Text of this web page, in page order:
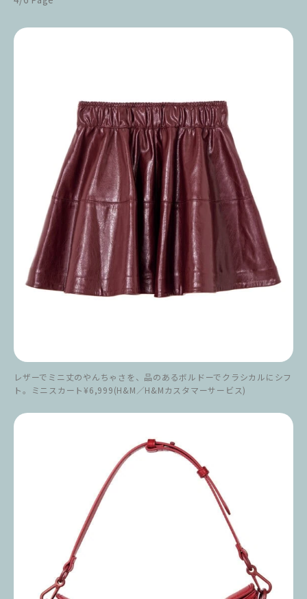
レザーでミニ丈のやんちゃさを、品のあるボルドーでクラシカルにシフ
ト。ミニスカート¥6,999(H&M／H&Mカスタマーサービス)